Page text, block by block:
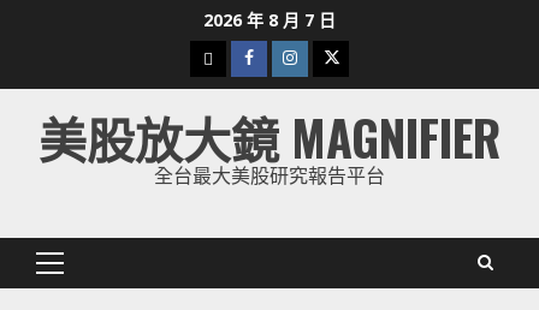
2026 年 8 月 7 日
下
載
美
股
Facebook
Instagram
Twitter
美股放大鏡 MAGNIFIER
全台最大美股研究報告平台
Primary